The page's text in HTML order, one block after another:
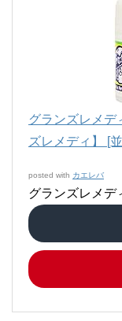
グランズレメデ
ズレメディ】 [
posted with カエレバ
グランズレメデ